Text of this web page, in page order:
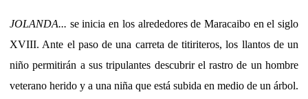
JOLANDA... se inicia en los alrededores de Maracaibo en el siglo
XVIII. Ante el paso de una carreta de titiriteros, los llantos de un
niño permitirán a sus tripulantes descubrir el rastro de un hombre
veterano herido y a una niña que está subida en medio de un árbol.